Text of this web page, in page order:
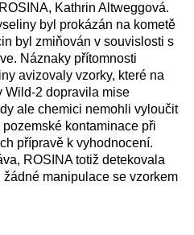
Kathrin Altweggová.
byl prokázán na kometě
byl zmiňován v souvislosti s
Náznaky přítomnosti
avizovaly vzorky, které na
Wild-2 dopravila mise
ale chemici nemohli vyloučit
kontaminace při
přípravě k vyhodnocení.
ROSINA totiž detekovala
manipulace se vzorkem